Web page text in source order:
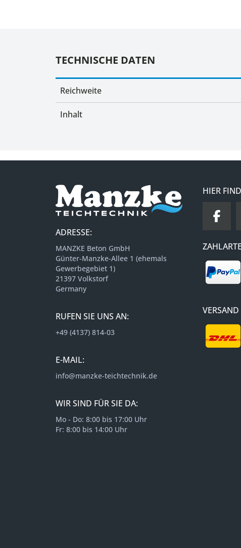
TECHNISCHE DATEN
Reichweite
Inhalt
ADRESSE:
MANZKE Beton GmbH
Günter-Manzke-Allee 1 (ehemals
Gewerbegebiet 1)
21397 Volkstorf
Germany
RUFEN SIE UNS AN:
+49 (4137) 814-03
E-MAIL:
info@manzke-teichtechnik.de
WIR SIND FÜR SIE DA:
Mo - Do: 8:00 bis 17:00 Uhr
Fr: 8:00 bis 14:00 Uhr
HIER
VERSAND